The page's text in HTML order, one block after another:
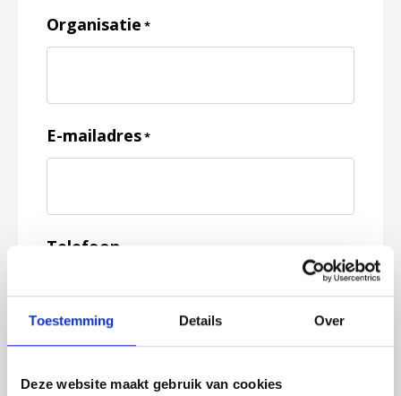
Toestemming Details Over
Deze website maakt gebruik van cookies
Organisatie *
E-mailadres*
Telefoon